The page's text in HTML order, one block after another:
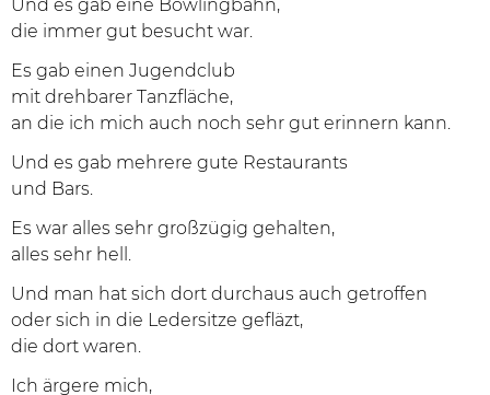
Und es gab eine Bowlingbahn,
die immer gut besucht war.
Es gab einen Jugendclub
mit drehbarer Tanzfläche,
an die ich mich auch noch sehr gut erinnern kann.
Und es gab mehrere gute Restaurants
und Bars.
Es war alles sehr großzügig gehalten,
alles sehr hell.
Und man hat sich dort durchaus auch getroffen
oder sich in die Ledersitze gefläzt,
die dort waren.
Ich ärgere mich,